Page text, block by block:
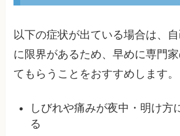
以下の症状が出ている場合は、
に限界があるため、早めに専門
てもらうことをおすすめします。
しびれや痛みが夜中・明け方
る